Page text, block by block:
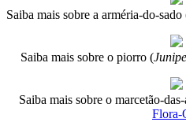
Saiba mais sobre a arméria-do-sado
Saiba mais sobre o piorro (
Saiba mais sobre o marcetão-
Flora-